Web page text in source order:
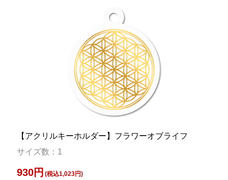
【アクリルキーホルダー】フラワーオブライフ
サイズ数：1
930円 (税込1,023円)